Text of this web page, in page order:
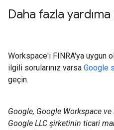
Daha fazla yardıma
Workspace'i FINRA'ya uygun
ilgili sorularınız varsa Google
geçin.
Google, Google Workspace
Google LLC şirketinin ticari